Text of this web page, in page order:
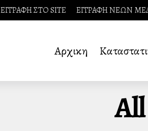
ΕΓΓΡΑΦΗ ΣΤΟ SITE ΕΓΓΡΑΦΗ ΝΕΩΝ
Αρχικη